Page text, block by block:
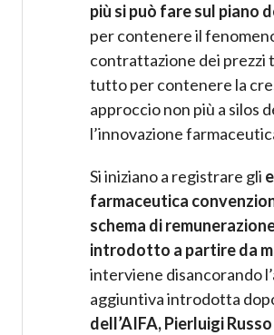
più si può fare sul piano
per contenere il
contrattazione dei prezzi
tutto per contenere la
approccio non più a silos
l’innovazione
Si iniziano a registrare gli
farmaceutica
schema di
introdotto a partire da
interviene disancorando
aggiuntiva introdotta
dell’AIFA, Pierluigi Russo